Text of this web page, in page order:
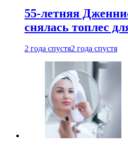
55-летняя
снялась топлес
2 года спустя2 года спустя